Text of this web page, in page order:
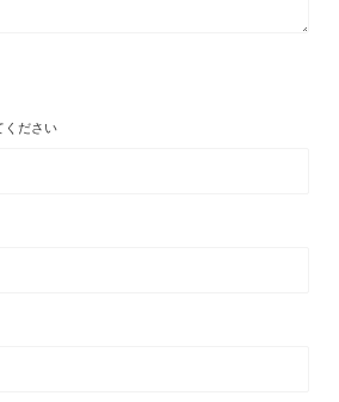
ください